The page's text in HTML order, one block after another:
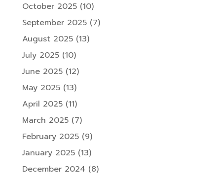
October 2025(10)
September 2025(7)
August 2025(13)
July 2025(10)
June 2025(12)
May 2025(13)
April 2025(11)
March 2025(7)
February 2025(9)
January 2025(13)
December 2024 (8)